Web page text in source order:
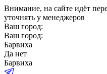
Внимание, на сайте идёт
уточнять у менеджеров
Ваш город:
Ваш город:
Барвиха
Да нет
Барвиха